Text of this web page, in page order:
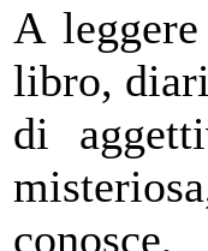
A
libro,
di